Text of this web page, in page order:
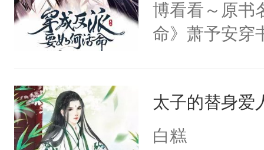
椅的男人给收
体统！结果装
林秋那双清透
火葬场虽迟
1，he。
博看看～原书
命》萧予安穿
们想要搞男主
身边来啊？萧
太子的替身爱
白糕